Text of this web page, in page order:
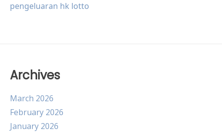
pengeluaran hk lotto
Archives
March 2026
February 2026
January 2026